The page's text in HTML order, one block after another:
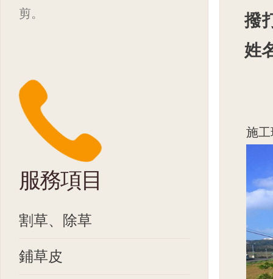
撥
姓
施
剪。
服務項目
割草、除草
鋪草皮